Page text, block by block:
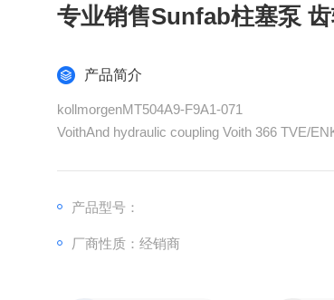
专业销售Sunfab柱塞泵
产品简介
kollmorgenMT504A9-F9A1-071
VoithAnd hydraulic coupling Voith 366 TVE/
omronB7AP-S1C-G
siemens3RW4055-6BB44
产品型号：
厂商性质：经销商